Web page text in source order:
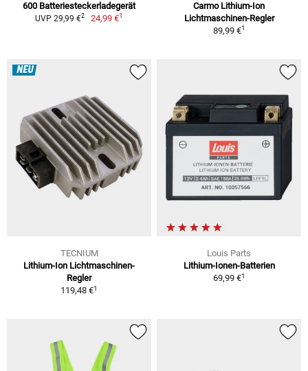
600 Batteriesteckerladegerät
UVP 29,99 €2 24,99 €1
Carmo Lithium-Ion
Lichtmaschinen-Regler
89,99 €1
NEU
TECNIUM
Lithium-Ion Lichtmaschinen-
Regler
119,48 €1
Louis Parts
Lithium-Ionen-Batterien
69,99 €1